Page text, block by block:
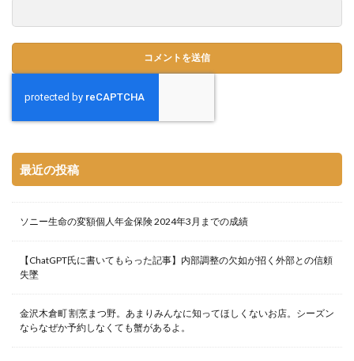
最近の投稿
ソニー生命の変額個人年金保険 2024年3月までの成績
【ChatGPT氏に書いてもらった記事】内部調整の欠如が招く外部との信頼
失墜
金沢木倉町 割烹まつ野。あまりみんなに知ってほしくないお店。シーズン
ならなぜか予約しなくても蟹があるよ。